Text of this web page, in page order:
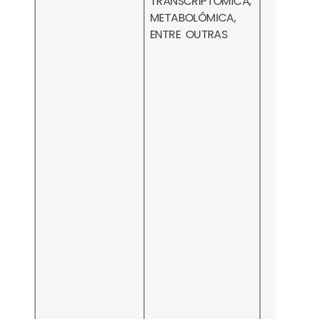
METABOLÔMICA,
ENTRE OUTRAS